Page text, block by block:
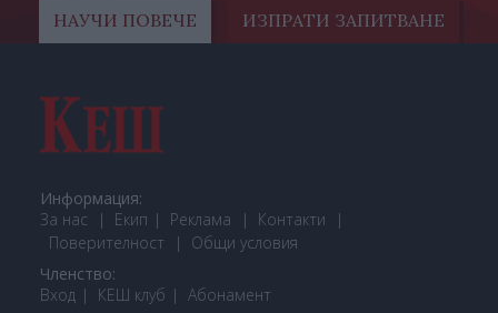
НАУЧИ ПОВЕЧЕ ИЗПРАТИ ЗАПИТВАНЕ
Информация:
За нас
Екип Реклама
Контакти
Поверителност
Общи условия
Членство:
Вход
КЕШ клуб Абонамент